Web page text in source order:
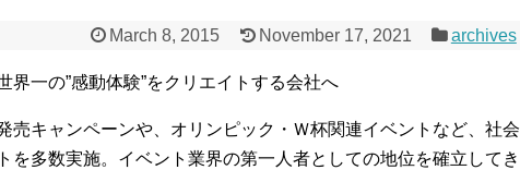
March 8, 2015 November 17, 2021 archives
界一の”感動体験”をクリエイトする会社へ
売キャンペーンや、オリンピック・Ｗ杯関連イベントなど、社会
を多数実施。イベント業界の第一人者としての地位を確立してき